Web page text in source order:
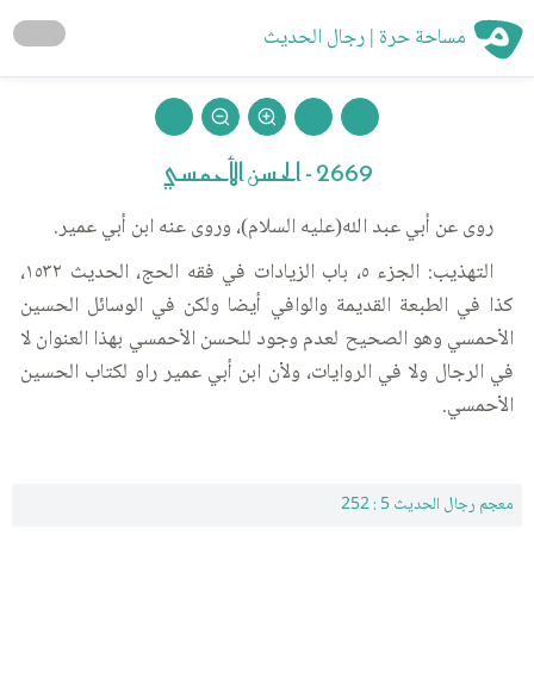
مساحة حرة | رجال الحديث
2669 - الحسن الأحمسي
روى عن أبي عبد الله(عليه السلام)، وروى عنه ابن أبي عمير.
التهذيب: الجزء ٥، باب الزيادات في فقه الحج، الحديث ١٥٣٢،
كذا في الطبعة القديمة والوافي أيضا ولكن في الوسائل الحسين
الأحمسي وهو الصحيح لعدم وجود للحسن الأحمسي بهذا العنوان لا
في الرجال ولا في الروايات، ولأن ابن أبي عمير راو لكتاب الحسين
الأحمسي.
معجم رجال الحديث 5 : 252